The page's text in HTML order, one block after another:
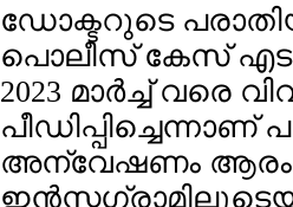
ഡോക്ടറുടെ
പൊലീസ് കേസ്
2023 മാര്‍ച്ച് വരെ
അന്വേഷണം